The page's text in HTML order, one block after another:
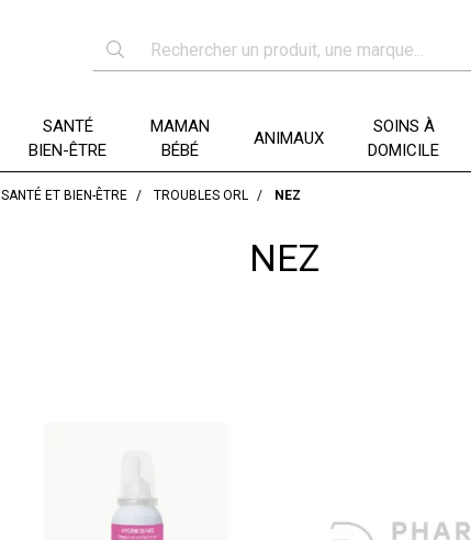
SANTÉ
BIEN-ÊTRE
MAMAN
BÉBÉ
ANIMAUX
SOINS À
DOMICILE
SANTÉ ET BIEN-ÊTRE TROUBLES ORL NEZ
NEZ